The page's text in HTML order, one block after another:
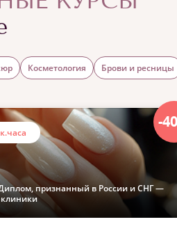
Косметология Брови и ресницы
-
признанный в России и СНГ —
клиники